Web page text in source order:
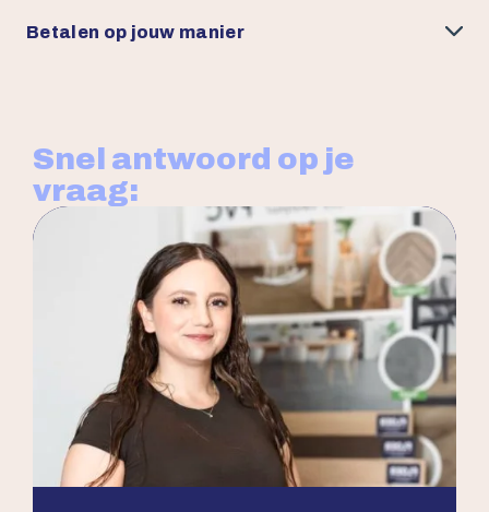
Betalen op jouw manier
Snel antwoord op je
vraag: